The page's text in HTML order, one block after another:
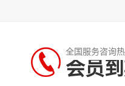
全国服务咨询
会员